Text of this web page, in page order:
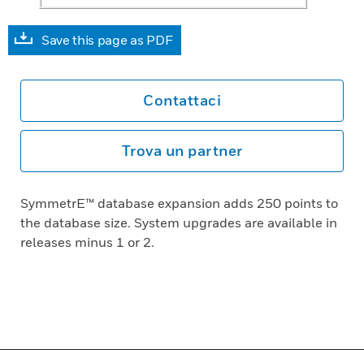
Save this page as PDF
Contattaci
Trova un partner
SymmetrE™ database expansion adds 250 points to
the database size. System upgrades are available in
releases minus 1 or 2.